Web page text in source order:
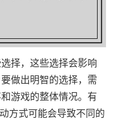
择，这些选择会影响
做出明智的选择，需
游戏的整体情况。有
方式可能会导致不同的